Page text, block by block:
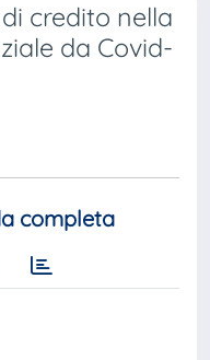
credito nella
da Covid-
completa